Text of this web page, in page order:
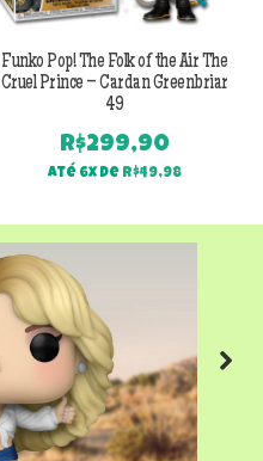
Funko Pop! The Folk of the Air The
Cruel Prince – Cardan Greenbriar
49
R$299,90
Até 6x de R$49,98
Next